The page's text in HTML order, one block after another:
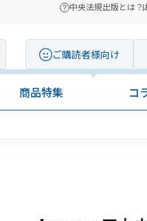
中央法規出版とは？
ご購読者様向け
商品特集 コ